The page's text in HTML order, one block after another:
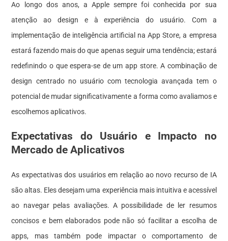
Ao longo dos anos, a Apple sempre foi conhecida por sua
atenção ao design e à experiência do usuário. Com a
implementação de inteligência artificial na App Store, a empresa
estará fazendo mais do que apenas seguir uma tendência; estará
redefinindo o que espera-se de um app store. A combinação de
design centrado no usuário com tecnologia avançada tem o
potencial de mudar significativamente a forma como avaliamos e
escolhemos aplicativos.
Expectativas do Usuário e Impacto no
Mercado de Aplicativos
As expectativas dos usuários em relação ao novo recurso de IA
são altas. Eles desejam uma experiência mais intuitiva e acessível
ao navegar pelas avaliações. A possibilidade de ler resumos
concisos e bem elaborados pode não só facilitar a escolha de
apps, mas também pode impactar o comportamento de